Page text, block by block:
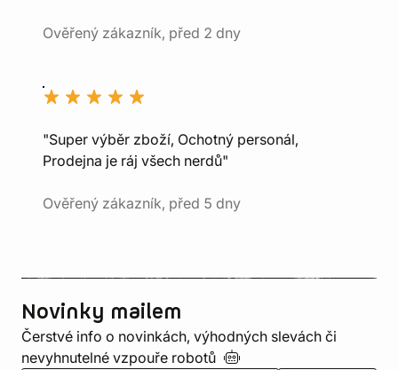
Ověřený zákazník, před 2 dny
"Super výběr zboží, Ochotný personál,
Prodejna je ráj všech nerdů"
Ověřený zákazník, před 5 dny
Novinky mailem
Čerstvé info o novinkách, výhodných slevách či
nevyhnutelné vzpouře robotů